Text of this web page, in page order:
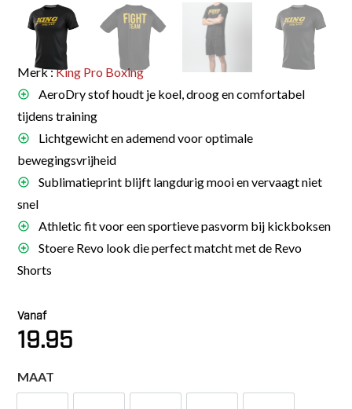
Merk :King Pro Boxing
AeroDry stof houdt je koel, droog en comfortabel
tijdens training
Lichtgewicht en ademend voor optimale
bewegingsvrijheid
Sublimatieprint blijft langdurig mooi en vervaagt niet
snel
Athletic fit voor een sportieve pasvorm bij kickboksen
Stoere Revo look die perfect matcht met de Revo
Shorts
Vanaf
19.95
MAAT